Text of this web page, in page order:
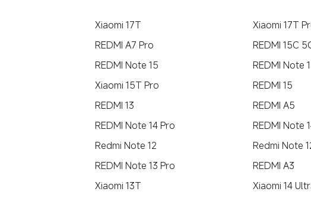
Xiaomi 17T Xiaomi 17T
REDMI A7 Pro
REDMI 15C
REDMI Note 15
REDMI Note
Xiaomi 15T Pro
REDMI 15
REDMI 13
REDMI A5
REDMI Note 14 Pro
REDMI Note
Redmi Note 12
Redmi Note
REDMI Note 13 Pro
REDMI A3
Xiaomi 13T
Xiaomi 14